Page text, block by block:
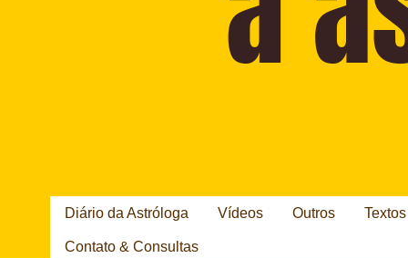
Diário da Astróloga Vídeos Outros
Contato & Consultas